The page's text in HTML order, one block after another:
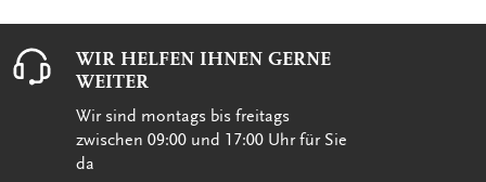
WIR HELFEN IHNEN GERNE
WEITER
Wir sind montags bis freitags
zwischen 09:00 und 17:00 Uhr für Sie
da